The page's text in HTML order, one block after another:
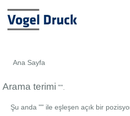
Ana Sayfa
Arama terimi "".
Şu anda "" ile eşleşen açık bir